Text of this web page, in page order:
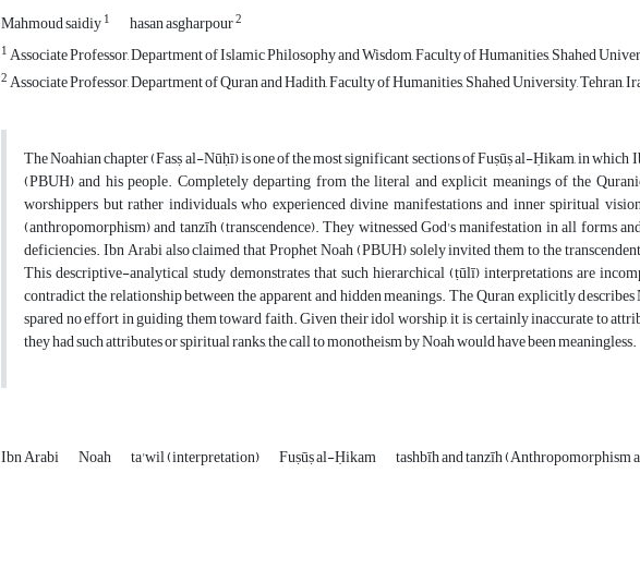
Mahmoud saidiy1 hasan asgharpour2
1Associate Professor, Department of Islamic Philosophy and Wisdom, Faculty of Humanities, Shahed
2Associate Professor, Department of Quran and Hadith, Faculty of Humanities, Shahed University, Tehran,
The Noahian chapter (Fasṣ al-Nūḥī) is one of the most significant sections of Fuṣūṣ al-Ḥikam, in which
(PBUH) and his people. Completely departing from the literal and explicit meanings of the
worshippers but rather individuals who experienced divine manifestations and inner spiritual
(anthropomorphism) and tanzīh (transcendence). They witnessed God's manifestation in all forms
deficiencies. Ibn Arabi also claimed that Prophet Noah (PBUH) solely invited them to the
This descriptive-analytical study demonstrates that such hierarchical (ṭūlī) interpretations are
contradict the relationship between the apparent and hidden meanings. The Quran explicitly
spared no effort in guiding them toward faith. Given their idol worship, it is certainly inaccurate to
they had such attributes or spiritual ranks, the call to monotheism by Noah would have been meaningless.
Ibn Arabi Noah ta'wil (interpretation) Fuṣūṣ al-Ḥikam tashbīh and tanzīh (Anthropomorphism